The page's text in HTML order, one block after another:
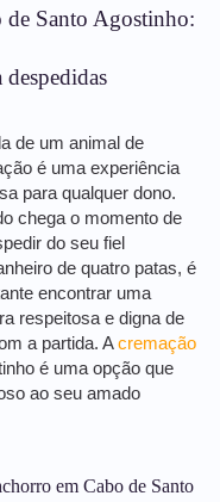
de Santo Agostinho:
de um animal de
é uma experiência
para qualquer dono.
chega o momento de
do seu fiel
de quatro patas, é
encontrar uma
respeitosa e digna de
a partida. Acremação
é uma opção que
ao seu amado
em Cabo de Santo